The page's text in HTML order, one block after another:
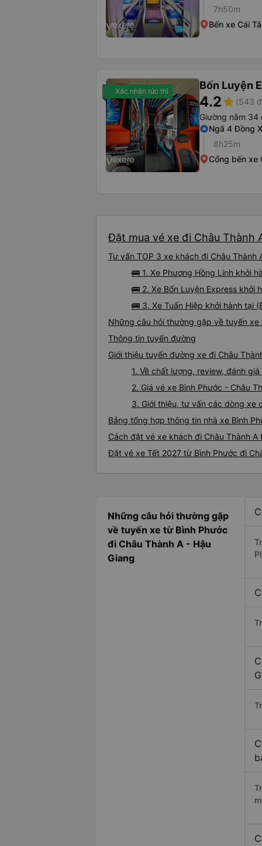
7h50m
Bến xe Cái
Xác nhận tức thì Bốn Luyện
4.2star (543
Giường nằm 34
Ngã 4 Đồng
8h25m
Cổng bến xe
Đặt mua vé xe đi Châu Thành
Tư vấn TOP 3 xe khách đi Châu
🚌 1. Xe Phương Hồng Linh khởi
🚌 2. Xe Bốn Luyện Express khởi
🚌 3. Xe Tuấn Hiệp khởi hành tại
Những câu hỏi thường gặp về tuyến xe
Thông tin tuyến đường
Giới thiệu tuyến đường xe đi Châu
1. Về chất lượng, review, đánh
2. Giá vé xe Bình Phước - Châu
3. Giới thiệu, tư vấn các dòng xe
Bảng tổng hợp thông tin nhà xe Bình
Cách đặt vé xe khách đi Châu Thành
Đặt vé xe Tết 2027 từ Bình Phước đi
Những câu hỏi thường gặp
về tuyến xe từ Bình Phước
đi Châu Thành A - Hậu
Giang